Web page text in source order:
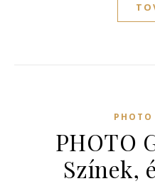
PHOTO
PHOTO
Színek,